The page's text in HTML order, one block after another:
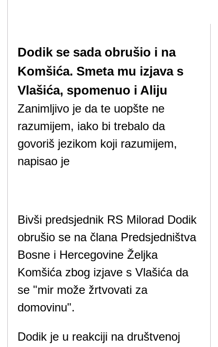
Dodik se sada obrušio i na
Komšića. Smeta mu izjava s
Vlašića, spomenuo i Aliju
Zanimljivo je da te uopšte ne
razumijem, iako bi trebalo da
govoriš jezikom koji razumijem,
napisao je
Bivši predsjednik RS Milorad Dodik
obrušio se na člana Predsjedništva
Bosne i Hercegovine Željka
Komšića zbog izjave s Vlašića da
se "mir može žrtvovati za
domovinu".
Dodik je u reakciji na društvenoj